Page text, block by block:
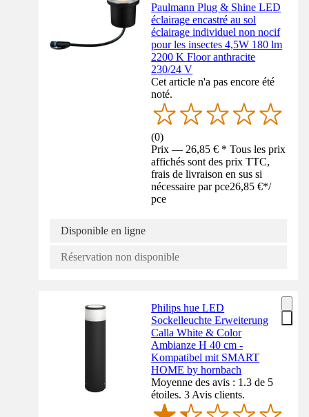
Paulmann Plug & Shine LED
éclairage encastré au sol
éclairage individuel non nocif
pour les insectes 4,5W 180 lm
2200 K Floor anthracite
230/24 V
Cet article n'a pas encore été
noté.
(0)
Prix — 26,85 € * Tous les prix
affichés sont des prix TTC,
frais de livraison en sus si
nécessaire par pce26,85 €*/
pce
Disponible en ligne
Réservation non disponible
Philips hue LED
Sockelleuchte Erweiterung
Calla White & Color
Ambianze H 40 cm -
Kompatibel mit SMART
HOME by hornbach
Moyenne des avis : 1.3 de 5
étoiles. 3 Avis clients.